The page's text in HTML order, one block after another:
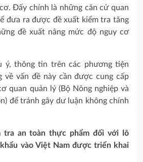
Đấy chính là những căn cứ quan
đưa ra được đề xuất kiểm tra tăng
đề xuất nâng mức độ nguy cơ
ý, thông tin trên các phương tiện
về vấn đề này cần được cung cấp
quan quản lý (Bộ Nông nghiệp và
để tránh gây dư luận không chính
tra an toàn thực phẩm đối với lô
vào Việt Nam được triển khai